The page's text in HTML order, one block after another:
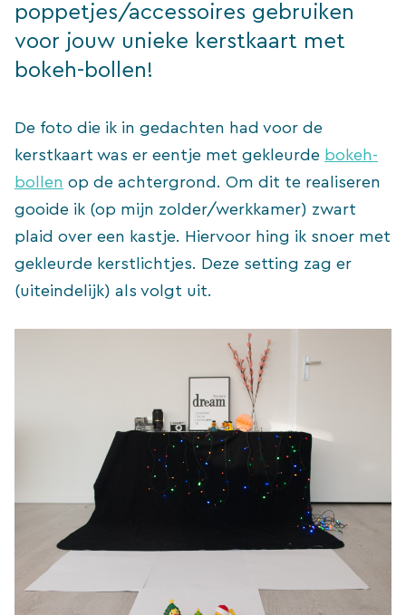
poppetjes/accessoires gebruiken
voor jouw unieke kerstkaart met
bokeh-bollen!
De foto die ik in gedachten had voor de
kerstkaart was er eentje met gekleurde bokeh-
bollen op de achtergrond. Om dit te realiseren
gooide ik (op mijn zolder/werkkamer) zwart
plaid over een kastje. Hiervoor hing ik snoer met
gekleurde kerstlichtjes. Deze setting zag er
(uiteindelijk) als volgt uit.